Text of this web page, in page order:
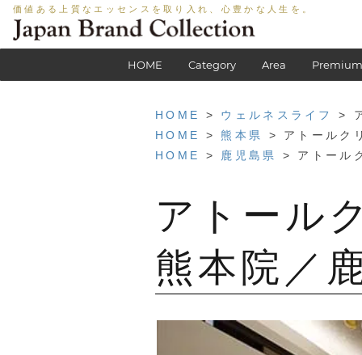
価値ある上質なエッセンスを取り入れ、心豊かな人生を。
HOME Category Area
HOME > ウェルネスライフ
>
HOME
>熊本県
> アトールク
HOME
> 鹿児島県 > アトール
アトール
熊本院／